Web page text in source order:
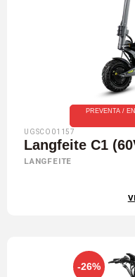
PREVENTA /
UGSCO01157
Langfeite C1
LANGFEITE
-26%